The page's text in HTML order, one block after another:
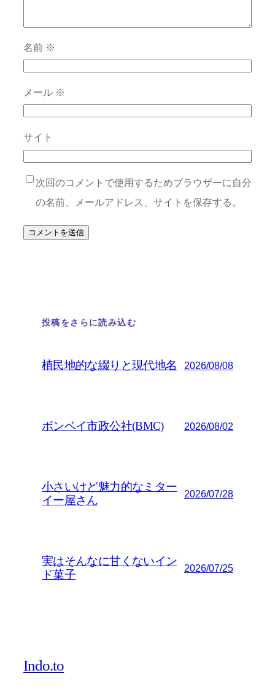
名前 ※
メール ※
サイト
次回のコメントで使用するためブラウザーに自分
の名前、メールアドレス、サイトを保存する。
投稿をさらに読み込む
植民地的な綴りと現代地名 2026/08/08
ボンベイ市政公社(BMC) 2026/08/02
小さいけど魅力的なミター
イー屋さん
2026/07/28
実はそんなに甘くないイン
ド菓子
2026/07/25
Indo.to